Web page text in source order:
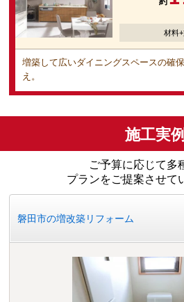
材料
増築して広いダイニングスペースの確
え。
施工実例
ご予算に応じて多
プランをご提案させて
磐田市の増改築リフォーム